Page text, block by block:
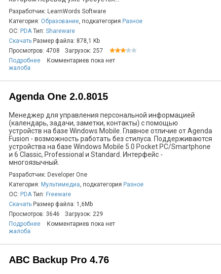
Разработчик: LearnWords Software
Категория: Образование, подкатегория Разное
ОС: PDAТип: Shareware
Скачать Размер файла: 878,1 Kb
Просмотров: 4708
Загрузок: 257
Подробнее
Комментариев пока нет
жалоба
Agenda One 2.0.8015
Менеджер для управления персональной информацией
(календарь, задачи, заметки, контакты) с помощью
устройств на базе Windows Mobile. Главное отличие от Agenda
Fusion - возможность работать без стилуса. Поддерживаются
устройства на базе Windows Mobile 5.0 Pocket PC/Smartphone
и 6 Classic, Professional и Standard. Интерфейс -
многоязычный.
Разработчик: Developer One
Категория: Мультимедиа, подкатегория Разное
ОС: PDAТип: Freeware
Скачать Размер файла: 1,6Mb
Просмотров: 3646
Загрузок: 229
Подробнее
Комментариев пока нет
жалоба
ABC Backup Pro 4.76